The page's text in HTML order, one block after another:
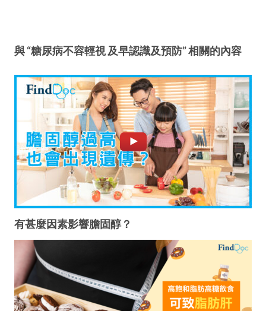
與 “糖尿病不容輕視 及早認識及預防” 相關的內容
有甚麼因素影響膽固醇？